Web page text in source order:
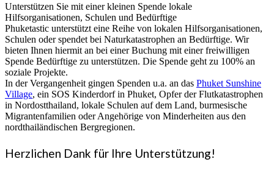
Unterstützen Sie mit einer kleinen Spende lokale
Hilfsorganisationen, Schulen und Bedürftige
Phuketastic unterstützt eine Reihe von lokalen Hilfsorganisationen,
Schulen oder spendet bei Naturkatastrophen an Bedürftige. Wir
bieten Ihnen hiermit an bei einer Buchung mit einer freiwilligen
Spende Bedürftige zu unterstützen. Die Spende geht zu 100% an
soziale Projekte.
In der Vergangenheit gingen Spenden u.a. an das Phuket Sunshine
Village, ein SOS Kinderdorf in Phuket, Opfer der Flutkatastrophen
in Nordostthailand, lokale Schulen auf dem Land, burmesische
Migrantenfamilien oder Angehörige von Minderheiten aus den
nordthailändischen Bergregionen.
Herzlichen Dank für Ihre Unterstützung!